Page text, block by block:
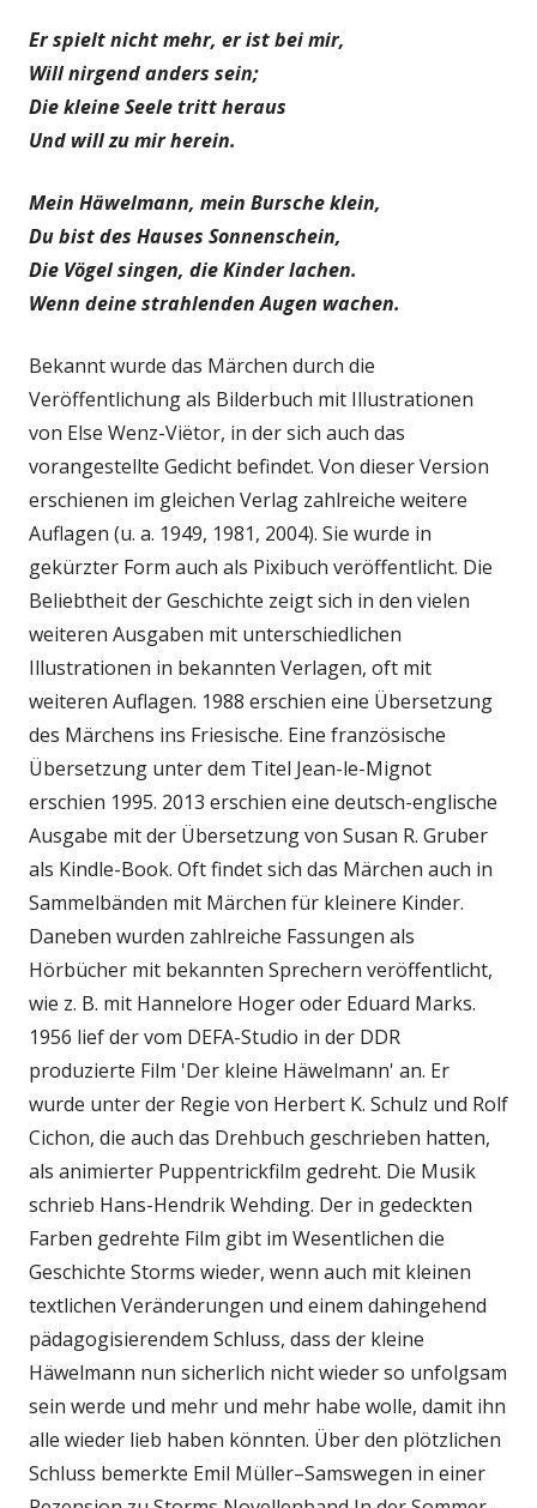
Er spielt nicht mehr, er ist bei mir,
Will nirgend anders sein;
Die kleine Seele tritt heraus
Und will zu mir herein.
Mein Häwelmann, mein Bursche klein,
Du bist des Hauses Sonnenschein,
Die Vögel singen, die Kinder lachen.
Wenn deine strahlenden Augen wachen.
Bekannt wurde das Märchen durch die
Veröffentlichung als Bilderbuch mit Illustrationen
von Else Wenz-Viëtor, in der sich auch das
vorangestellte Gedicht befindet. Von dieser Version
erschienen im gleichen Verlag zahlreiche weitere
Auflagen (u. a. 1949, 1981, 2004). Sie wurde in
gekürzter Form auch als Pixibuch veröffentlicht. Die
Beliebtheit der Geschichte zeigt sich in den vielen
weiteren Ausgaben mit unterschiedlichen
Illustrationen in bekannten Verlagen, oft mit
weiteren Auflagen. 1988 erschien eine Übersetzung
des Märchens ins Friesische. Eine französische
Übersetzung unter dem Titel Jean-le-Mignot
erschien 1995. 2013 erschien eine deutsch-englische
Ausgabe mit der Übersetzung von Susan R. Gruber
als Kindle-Book. Oft findet sich das Märchen auch in
Sammelbänden mit Märchen für kleinere Kinder.
Daneben wurden zahlreiche Fassungen als
Hörbücher mit bekannten Sprechern veröffentlicht,
wie z. B. mit Hannelore Hoger oder Eduard Marks.
1956 lief der vom DEFA-Studio in der DDR
produzierte Film 'Der kleine Häwelmann' an. Er
wurde unter der Regie von Herbert K. Schulz und Rolf
Cichon, die auch das Drehbuch geschrieben hatten,
als animierter Puppentrickfilm gedreht. Die Musik
schrieb Hans-Hendrik Wehding. Der in gedeckten
Farben gedrehte Film gibt im Wesentlichen die
Geschichte Storms wieder, wenn auch mit kleinen
textlichen Veränderungen und einem dahingehend
pädagogisierendem Schluss, dass der kleine
Häwelmann nun sicherlich nicht wieder so unfolgsam
sein werde und mehr und mehr habe wolle, damit ihn
alle wieder lieb haben könnten. Über den plötzlichen
Schluss bemerkte Emil Müller–Samswegen in einer